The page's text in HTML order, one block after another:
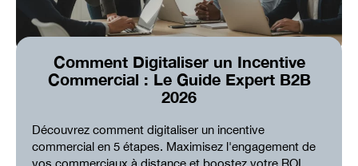
Comment Digitaliser un Incentive
Commercial : Le Guide Expert B2B
2026
Découvrez comment digitaliser un incentive
commercial en 5 étapes. Maximisez l'engagement de